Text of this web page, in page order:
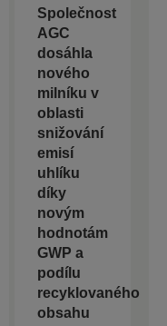
Společnost
AGC
dosáhla
nového
milníku v
oblasti
snižování
emisí
uhlíku
díky
novým
hodnotám
GWP a
podílu
recyklovaného
obsahu